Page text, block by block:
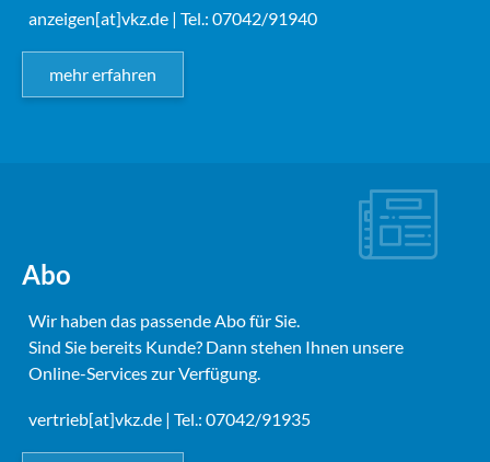
anzeigen[at]vkz.de | Tel.: 07042/91940
mehr erfahren
Abo
Wir haben das passende Abo für Sie.
Sind Sie bereits Kunde? Dann stehen Ihnen unsere
Online-Services zur Verfügung.
vertrieb[at]vkz.de | Tel.: 07042/91935